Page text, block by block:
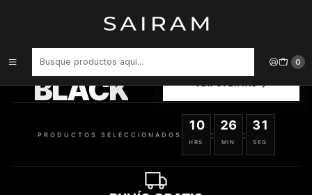
0
PERFUME CRYSTAL NOIR DAMA EDT 90 ML TESTER
BLACK
SELECCIONADOS
PRODUCTOS SELECCIONADOS
10
HRS
:
26
MIN
:
30
SEG